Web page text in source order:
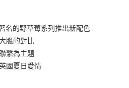
彰化商業銀行
台北富邦商業銀行
兆豐國際商業銀行
台中商業銀行
名的野草莓系列推出新配色
膽的對比
繫為主題
國夏日愛情